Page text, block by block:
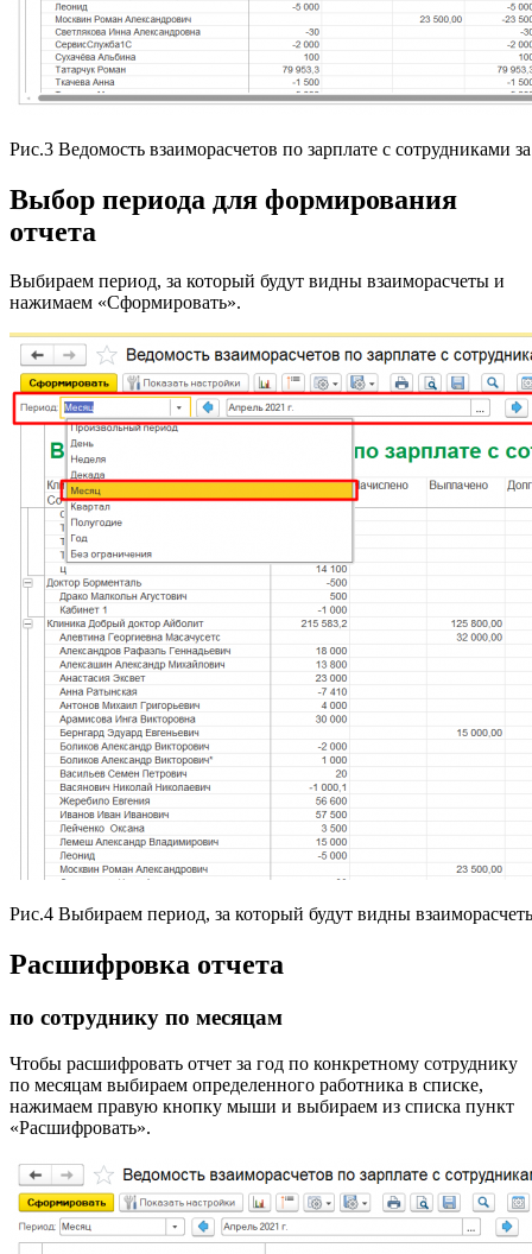
Рис.3 Ведомость взаиморасчетов по зарплате с сотрудниками
Выбор периода для формирования
отчета
Выбираем период, за который будут видны взаиморасчеты и
нажимаем «Сформировать».
Рис.4 Выбираем период, за который будут видны
Расшифровка отчета
по сотруднику по месяцам
Чтобы расшифровать отчет за год по конкретному сотруднику
по месяцам выбираем определенного работника в списке,
нажимаем правую кнопку мыши и выбираем из списка пункт
«Расшифровать».